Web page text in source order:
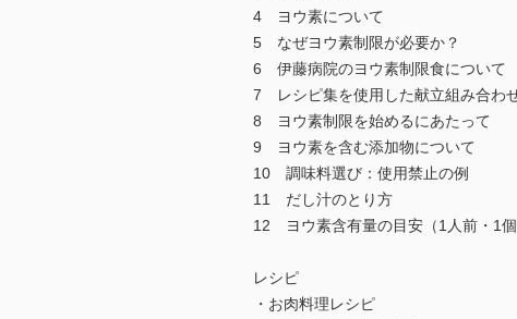
4 ヨウ素について
5 なぜヨウ素制限が必要か？
6 伊藤病院のヨウ素制限食について
7 レシピ集を使用した献立組み合わ
8 ヨウ素制限を始めるにあたって
9 ヨウ素を含む添加物について
10 調味料選び：使用禁止の例
11 だし汁のとり方
12 ヨウ素含有量の目安（1人前・1個
レシピ
・お肉料理レシピ